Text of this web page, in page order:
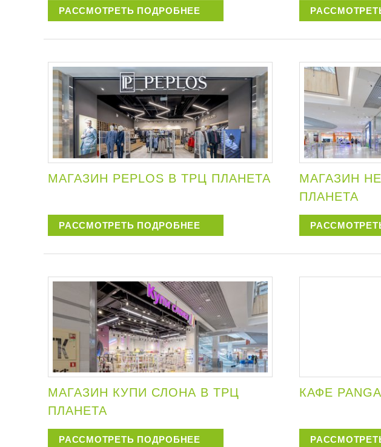
РАССМОТРЕТЬ ПОДРОБНЕЕ
МАГАЗИН PEPLOS В ТРЦ ПЛАНЕТА
РАССМОТРЕТЬ ПОДРОБНЕЕ
МАГАЗИН
ПЛАНЕТА
МАГАЗИН КУПИ СЛОНА В ТРЦ
ПЛАНЕТА
РАССМОТРЕТЬ ПОДРОБНЕЕ
КАФЕ